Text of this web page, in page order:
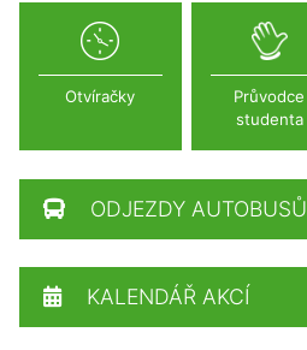
Otvíračky
Průvodce
studenta
ODJEZDY AUTOBUSŮ
KALENDÁŘ AKCÍ